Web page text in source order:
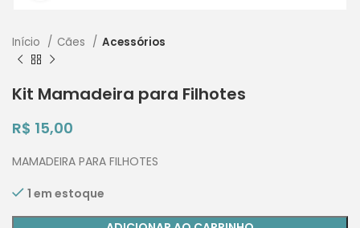
Início Cães Acessórios
Kit Mamadeira para Filhotes
R$ 15,00
MAMADEIRA PARA FILHOTES
1 em estoque